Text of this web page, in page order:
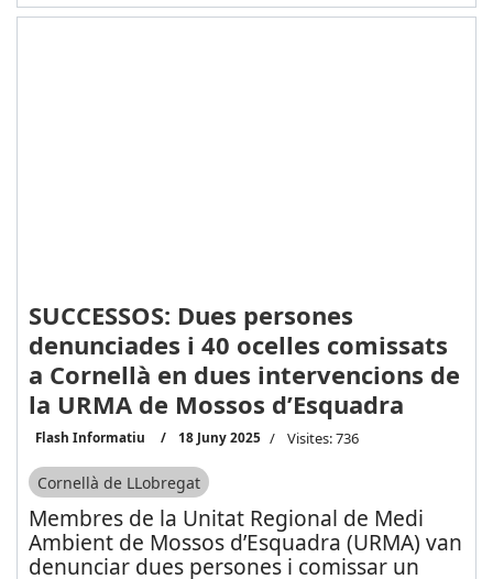
SUCCESSOS: Dues persones
denunciades i 40 ocelles comissats
a Cornellà en dues intervencions de
la URMA de Mossos d’Esquadra
Flash Informatiu 18 Juny 2025 Visites: 736
Cornellà de LLobregat
Membres de la Unitat Regional de Medi
Ambient de Mossos d’Esquadra (URMA) van
denunciar dues persones i comissar un